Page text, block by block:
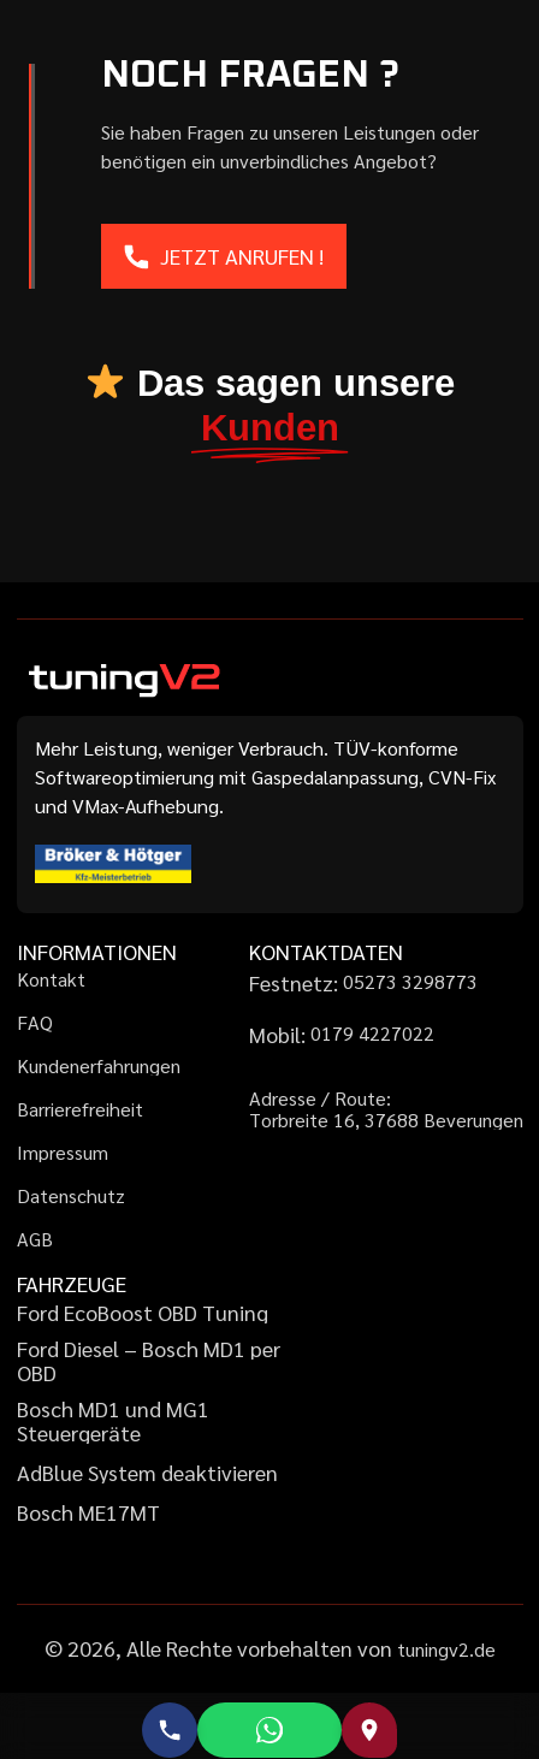
NOCH FRAGEN ?
Sie haben Fragen zu unseren Leistungen oder
benötigen ein unverbindliches Angebot?
JETZT ANRUFEN !
Das sagen unsere
Kunden
Mehr Leistung, weniger Verbrauch. TÜV-konforme
Softwareoptimierung mit Gaspedalanpassung, CVN-Fix
und VMax-Aufhebung.
INFORMATIONEN
Kontakt
FAQ
Kundenerfahrungen
Barrierefreiheit
Impressum
Datenschutz
AGB
KONTAKTDATEN
Festnetz: 05273 3298773
Mobil: 01 79 4227022
Adresse / Route:
Torbreite 16, 37688 Beverungen
FAHRZEUGE
Ford EcoBoost OBD Tuning
Ford Diesel – Bosch MD1 per
OBD
Bosch MD1 und MG1
Steuergeräte
AdBlueSystem deaktivieren
Bosch ME17MT
© 2026, Alle Rechte vorbehalten von tuningv2.de